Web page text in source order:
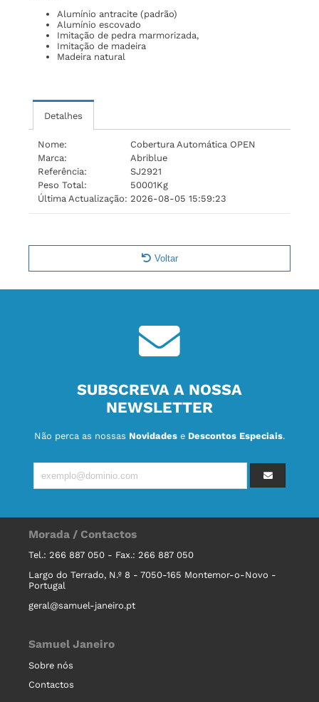
Alumínio antracite (padrão)
Alumínio escovado
Imitação de pedra marmorizada,
Imitação de madeira
Madeira natural
Detalhes
Nome:
Cobertura Automática OPEN
Marca:
Abriblue
Referência:
SJ2921
Peso Total:
50001Kg
Última Actualização: 2026-08-05 15:59:23
Voltar
SUBSCREVA A NOSSA
NEWSLETTER
Não perca as nossas Novidades e Descontos Especiais.
Morada / Contactos
Tel.: 266 887 050 - Fax.: 266 887 050
Largo do Terrado, N.º 8 - 7050-165 Montemor-o-Novo -
Portugal
geral@samuel-janeiro.pt
Samuel Janeiro
Sobre nós
Contactos